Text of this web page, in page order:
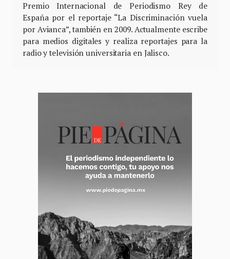
Premio Internacional de Periodismo Rey de
España por el reportaje “La Discriminación vuela
por Avianca”, también en 2009. Actualmente escribe
para medios digitales y realiza reportajes para la
radio y televisión universitaria en Jalisco.